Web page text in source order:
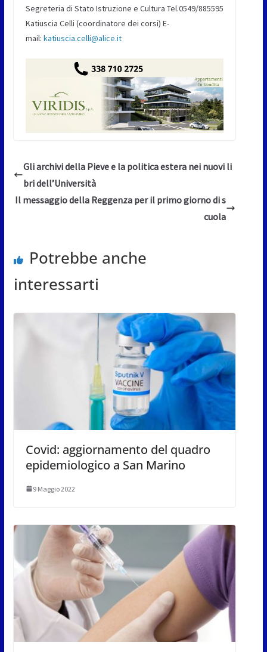
Segreteria di Stato Istruzione e Cultura Tel.0549/885595
Katiuscia Celli (coordinatore dei corsi) E-
mail: katiuscia.celli@alice.it
Gli archivi della Pieve e la politica estera nei nuovi li
bri dell’Università
Il messaggio della Reggenza per il primo giorno di s
cuola
Potrebbe anche
interessarti
Covid: aggiornamento del quadro
epidemiologico a San Marino
9 Maggio 2022